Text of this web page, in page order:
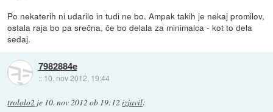
Po nekaterih ni udarilo in tudi ne bo. Ampak takih je nekaj promilov,
ostala raja bo pa srečna, če bo delala za minimalca - kot to dela
sedaj.
7982884e
:: 10. nov 2012, 19:44
trololo2 je 10. nov 2012 ob 19:12 izjavil: